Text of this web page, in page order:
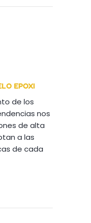
EPOXI
de los
nos
de alta
a las
de cada